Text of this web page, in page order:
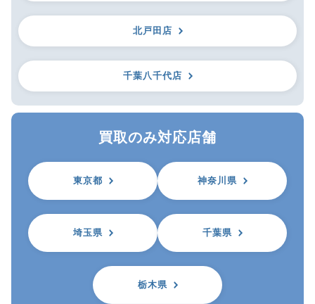
北戸田店
千葉八千代店
買取のみ対応店舗
東京都 神奈川県
埼玉県 千葉県
栃木県